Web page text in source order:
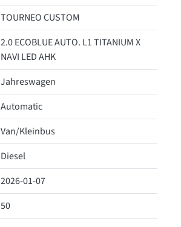
TOURNEO CUSTOM
2.0 ECOBLUE AUTO. L1 TITANIUM X
NAVI LED AHK
Jahreswagen
Automatic
Van/Kleinbus
Diesel
2026-01-07
50